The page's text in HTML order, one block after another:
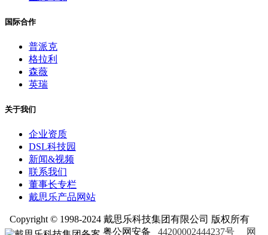
国际合作
普派克
格拉利
森薇
英瑞
关于我们
企业资质
DSL科技园
新闻&视频
联系我们
董事长专栏
戴思乐产品网站
Copyright © 1998-2024 戴思乐科技集团有限公司 版权所有
粤公网安备 44200002444237号 网